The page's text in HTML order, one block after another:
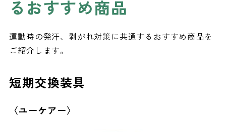
るおすすめ商品
運動時の発汗、剥がれ対策に共通するおすすめ商品を
ご紹介します。
短期交換装具
〈ユーケアー〉